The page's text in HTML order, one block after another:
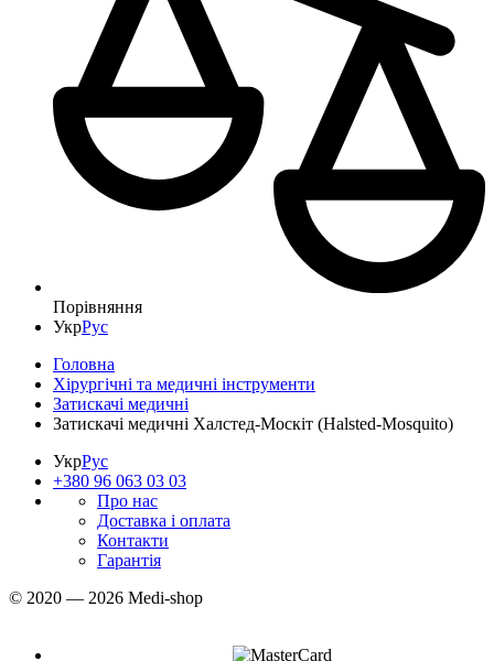
Порівняння
УкрРус
Головна
Хірургічні та медичні інструменти
Затискачі медичні
Затискачі медичні Халстед-Москіт (Halsted-Mosquito)
УкрРус
+380 96 063 03 03
Про нас
Доставка і оплата
Контакти
Гарантія
© 2020 — 2026 Medi-shop